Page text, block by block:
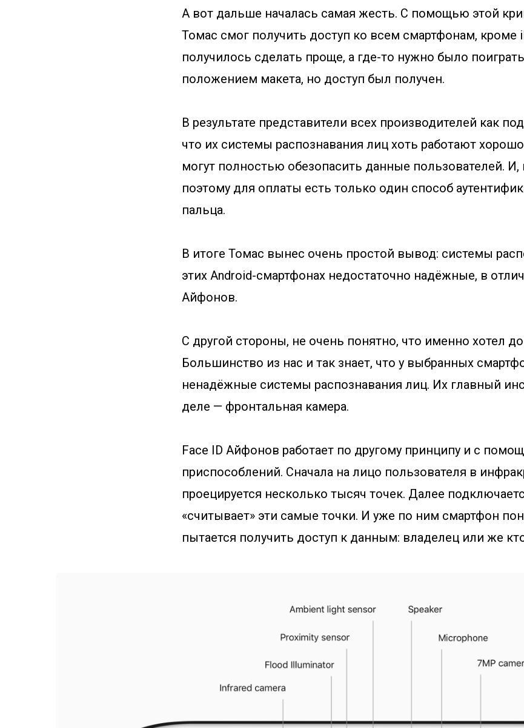
А вот дальше началась самая жесть. С помощью этой
Томас смог получить доступ ко всем смартфонам, кроме
получилось сделать проще, а где-то нужно было
положением макета, но доступ был получен.
В результате представители всех производителей как
что их системы распознавания лиц хоть работают
могут полностью обезопасить данные пользователей.
поэтому для оплаты есть только один способ
пальца.
В итоге Томас вынес очень простой вывод: системы
этих Android-смартфонах недостаточно надёжные, в
Айфонов.
С другой стороны, не очень понятно, что именно хотел
Большинство из нас и так знает, что у выбранных
ненадёжные системы распознавания лиц. Их главный
деле — фронтальная камера.
Face ID Айфонов работает по другому принципу и с
приспособлений. Сначала на лицо пользователя в
проецируется несколько тысяч точек. Далее
«считывает» эти самые точки. И уже по ним смартфон
пытается получить доступ к данным: владелец или же